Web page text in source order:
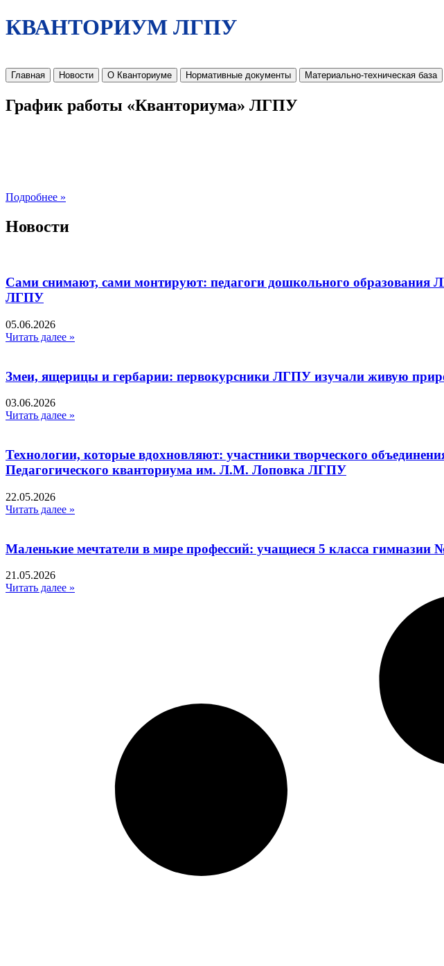
КВАНТОРИУМ ЛГПУ
Главная Новости О Кванториуме Нормативные документы Материально-техническая база
График работы «Кванториума» ЛГПУ
Подробнее »
Новости
Сами снимают, сами монтируют: педагоги дошкольного образования
ЛГПУ​
05.06.2026
Читать далее »
Змеи, ящерицы и гербарии: первокурсники ЛГПУ изучали живую
03.06.2026
Читать далее »
Технологии, которые вдохновляют: участники творческого
Педагогического кванториума им. Л.М. Лоповка ЛГПУ
22.05.2026
Читать далее »
Маленькие мечтатели в мире профессий: учащиеся 5 класса
21.05.2026
Читать далее »